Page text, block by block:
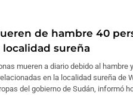
de hambre 40
sureña
mueren a diario debido al hambre y
en la localidad sureña de
del gobierno de Sudán, informó